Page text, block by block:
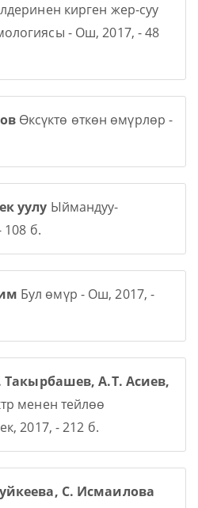
кирген жер-суу
- Ош, 2017, - 48
Өксүктө өткөн өмүрлөр -
уулу Ыймандуу-
б.
Бул өмүр - Ош, 2017, -
Такырбашев, А.Т. Асиев,
менен тейлөө
2017, - 212 б.
С. Исмаилова